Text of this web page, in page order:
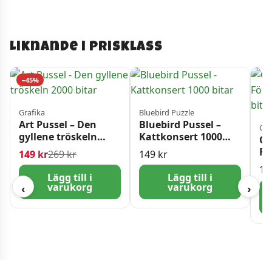
Liknande i prisklass
‹
−45%
Grafika
Art Pussel – Den
gyllene tröskeln
2000 bitar
269krDet ursprungliga priset var: 269 kr.
149 kr
Det nuvarande priset är: 149 kr.
Lägg till i
varukorg
Bluebird Puzzle
Bluebird Pussel –
Kattkonsert 1000
bitar
149 kr
Lägg till i
varukorg
›